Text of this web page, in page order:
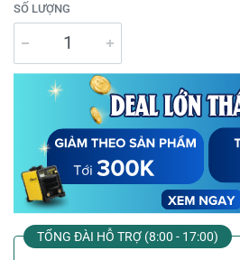
SỐ LƯỢNG
TỔNG ĐÀI HỖ TRỢ (8:00 - 17:00)